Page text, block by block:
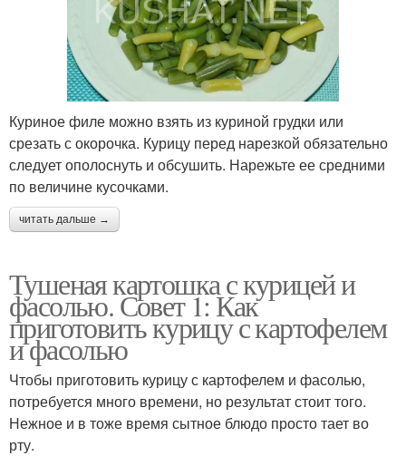
Куриное филе можно взять из куриной грудки или
срезать с окорочка. Курицу перед нарезкой обязательно
следует ополоснуть и обсушить. Нарежьте ее средними
по величине кусочками.
читать дальше →
Тушеная картошка с курицей и
фасолью. Совет 1: Как
приготовить курицу с картофелем
и фасолью
Чтобы приготовить курицу с картофелем и фасолью,
потребуется много времени, но результат стоит того.
Нежное и в тоже время сытное блюдо просто тает во
рту.